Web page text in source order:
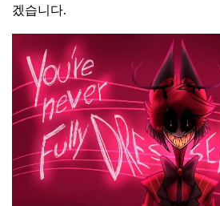
겠습니다.